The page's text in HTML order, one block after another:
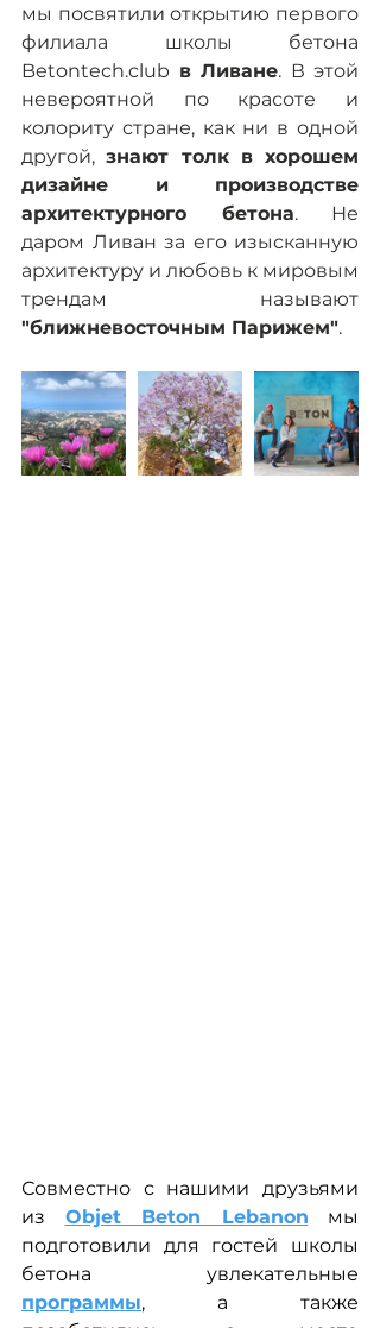
мы посвятили открытию первого
филиала школы бетона
Betontech.club в Ливане. В этой
невероятной по красоте и
колориту стране, как ни в одной
другой, знают толк в хорошем
дизайне и производстве
архитектурного бетона. Не
даром Ливан за его изысканную
архитектуру и любовь к мировым
"ближневосточным Парижем".
Совместно с нашими друзьями
из Objet Beton Lebanon мы
подготовили для гостей школы
программы, а также